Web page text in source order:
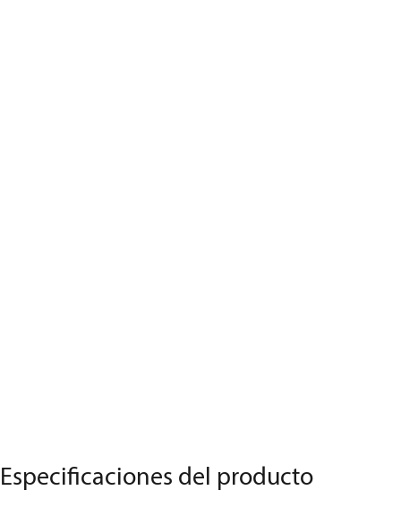
Especificaciones del producto